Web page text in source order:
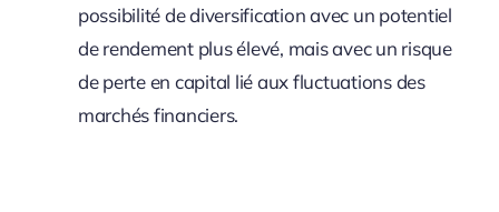
possibilité de diversification avec un potentiel
de rendement plus élevé, mais avec un risque
de perte en capital lié aux fluctuations des
marchés financiers.